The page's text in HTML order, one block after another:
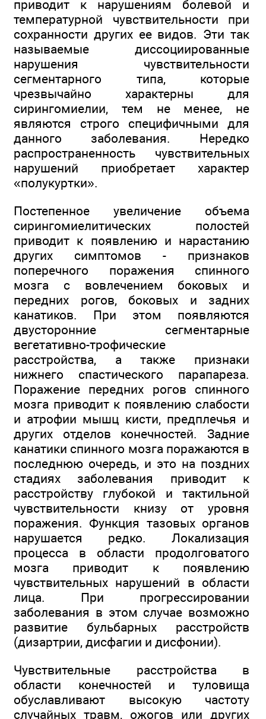
приводит к нарушениям болевой и
температурной чувствительности при
сохранности других ее видов. Эти так
называемые диссоциированные
нарушения чувствительности
сегментарного типа, которые
чрезвычайно характерны для
сирингомиелии, тем не менее, не
являются строго специфичными для
данного заболевания. Нередко
распространенность чувствительных
нарушений приобретает характер
«полукуртки».
Постепенное увеличение объема
сирингомиелитических полостей
приводит к появлению и нарастанию
других симптомов - признаков
поперечного поражения спинного
мозга с вовлечением боковых и
передних рогов, боковых и задних
канатиков. При этом появляются
двусторонние сегментарные
вегетативно-трофические
расстройства, а также признаки
нижнего спастического парапареза.
Поражение передних рогов спинного
мозга приводит к появлению слабости
и атрофии мышц кисти, предплечья и
других отделов конечностей. Задние
канатики спинного мозга поражаются в
последнюю очередь, и это на поздних
стадиях заболевания приводит к
расстройству глубокой и тактильной
чувствительности книзу от уровня
поражения. Функция тазовых органов
нарушается редко. Локализация
процесса в области продолговатого
мозга приводит к появлению
чувствительных нарушений в области
лица. При прогрессировании
заболевания в этом случае возможно
развитие бульбарных расстройств
(дизартрии, дисфагии и дисфонии).
Чувствительные расстройства в
области конечностей и туловища
обуславливают высокую частоту
случайных травм, ожогов или других